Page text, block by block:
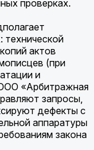
проверках.
технической
актов
(при
и
«Арбитражная
запросы,
дефекты с
аппаратуры
закона